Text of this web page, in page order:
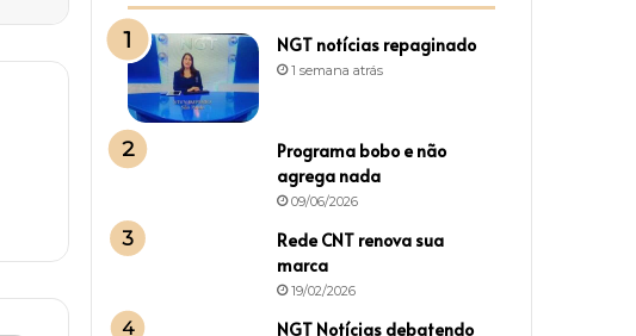
NGT notícias repaginado
1 semana atrás
Programa bobo e não
agrega nada
09/06/2026
Rede CNT renova sua
marca
19/02/2026
NGT Notícias debatendo